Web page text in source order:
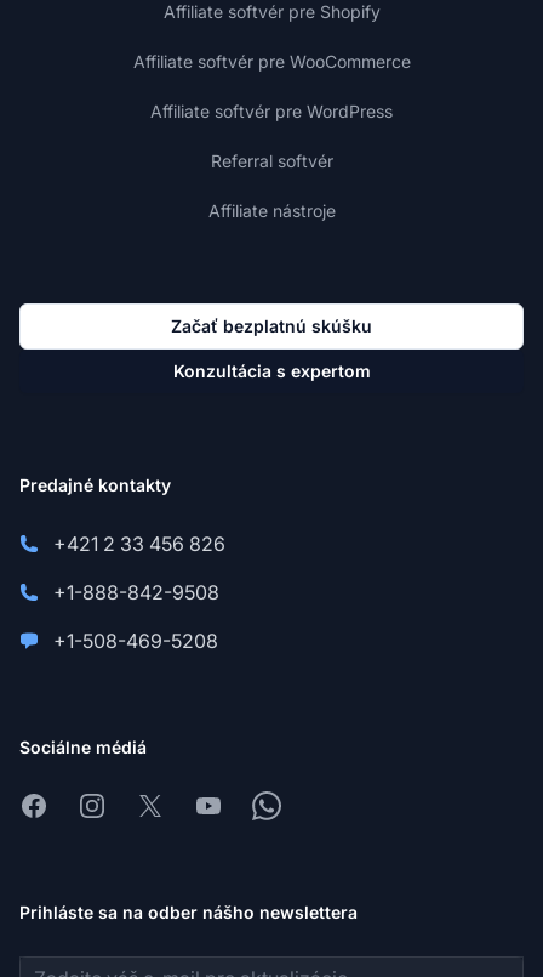
Affiliate softvér pre Shopify
Affiliate softvér pre WooCommerce
Affiliate softvér pre WordPress
Referral softvér
Affiliate nástroje
Začať bezplatnú skúšku
Konzultácia s expertom
Predajné kontakty
+421 2 33 456 826
+1-888-842-9508
+1-508-469-5208
Sociálne médiá
FacebookInstagram
X YoutubeWhatsapp
Prihláste sa na odber nášho newslettera
E-mailová adresa